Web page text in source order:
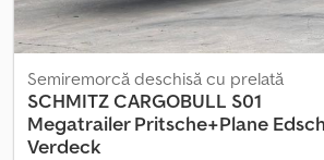
Semiremorcă deschisă cu prelată
SCHMITZ CARGOBULL S01
Megatrailer Pritsche+Plane
Verdeck